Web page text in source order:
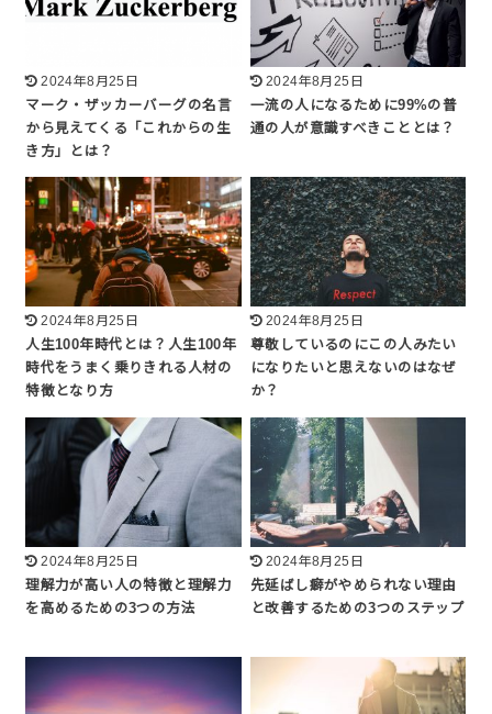
2024年8月25日
マーク・ザッカーバーグの名言
から見えてくる「これからの生
き方」とは？
2024年8月25日
一流の人になるために99%の普
通の人が意識すべきこととは？
2024年8月25日
人生100年時代とは？人生100年
時代をうまく乗りきれる人材の
特徴となり方
2024年8月25日
尊敬しているのにこの人みたい
になりたいと思えないのはなぜ
か？
2024年8月25日
理解力が高い人の特徴と理解力
を高めるための3つの方法
2024年8月25日
先延ばし癖がやめられない理由
と改善するための3つのステップ